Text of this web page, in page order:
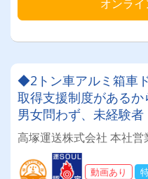
オンラ
◆2トン車アルミ箱車
取得支援制度がある
男女問わず、未経験
方も大歓迎！！創業６
企業です。賞与年３回
額大幅アップ ♪
高塚運送株式会社 本社営
動画あり